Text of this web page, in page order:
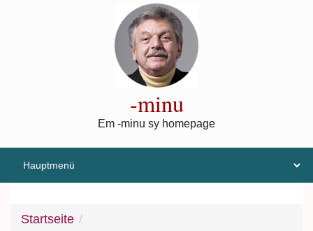
-minu
Em -minu sy homepage
Startseite